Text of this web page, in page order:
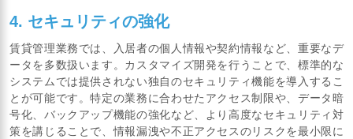
4. セキュリティの強化
賃貸管理業務では、入居者の個人情報や契約情報など、重要なデ
ータを多数扱います。カスタマイズ開発を行うことで、標準的な
システムでは提供されない独自のセキュリティ機能を導入するこ
とが可能です。特定の業務に合わせたアクセス制限や、データ暗
号化、バックアップ機能の強化など、より高度なセキュリティ対
策を講じることで、情報漏洩や不正アクセスのリスクを最小限に